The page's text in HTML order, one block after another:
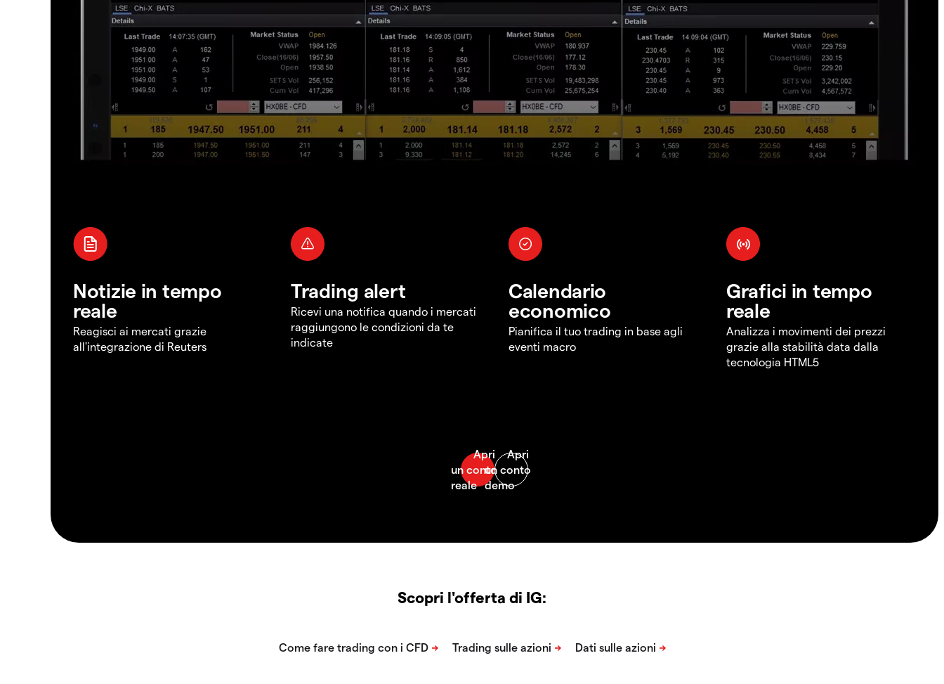
Notizie in tempo
reale
Reagisci ai mercati grazie
all'integrazione di Reuters
Trading alert
Ricevi una notifica quando i mercati
raggiungono le condizioni da te
indicate
Calendario
economico
Pianifica il tuo trading in base agli
eventi macro
Grafici in tempo
reale
Analizza i movimenti dei prezzi
grazie alla stabilità data dalla
tecnologia HTML5
Scopri l'offerta di IG: